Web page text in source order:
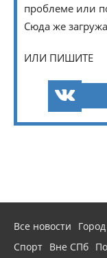
проблеме или
Сюда же
ИЛИ ПИШИТЕ
Все новости Город
Спорт Вне СПб